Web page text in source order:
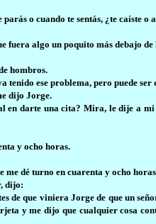
parás o cuando te sentás, ¿te caíste
fuera algo un poquito más debajo
hombros.
tenido ese problema, pero puede ser
dijo Jorge.
en darte una cita? Mira, le dije a
y ocho horas.
me dé turno en cuarenta y ocho
dijo:
de que viniera Jorge de que un
y me dijo que cualquier cosa